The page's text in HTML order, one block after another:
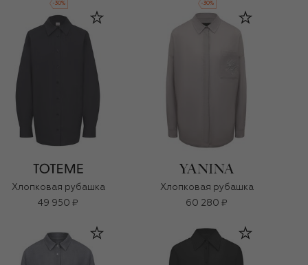
-30% -30%
Хлопковая рубашка
49 950 ₽
Хлопковая рубашка
60 280 ₽